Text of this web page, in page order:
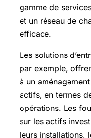
gamme de
et un réseau de
efficace.
Les solutions
par exemple,
à un
actifs, en termes
opérations. Les
sur les actifs
leurs installations,